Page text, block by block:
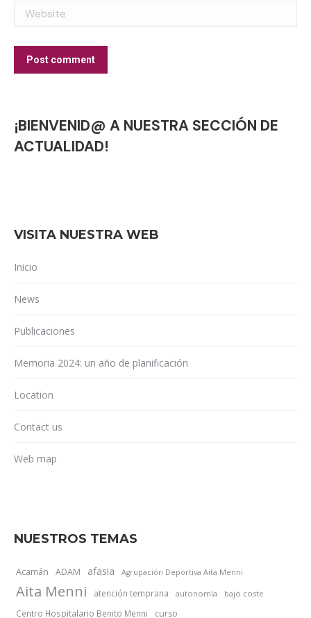
Website
Post comment
¡BIENVENID@ A NUESTRA SECCIÓN DE
ACTUALIDAD!
VISITA NUESTRA WEB
Inicio
News
Publicaciones
Memoria 2024: un año de planificación
Location
Contact us
Web map
NUESTROS TEMAS
Acamán ADAM afasia Agrupación Deportiva Aita Menni
Aita Menni atención temprana autonomía bajo coste
Centro Hospitalario Benito Menni curso